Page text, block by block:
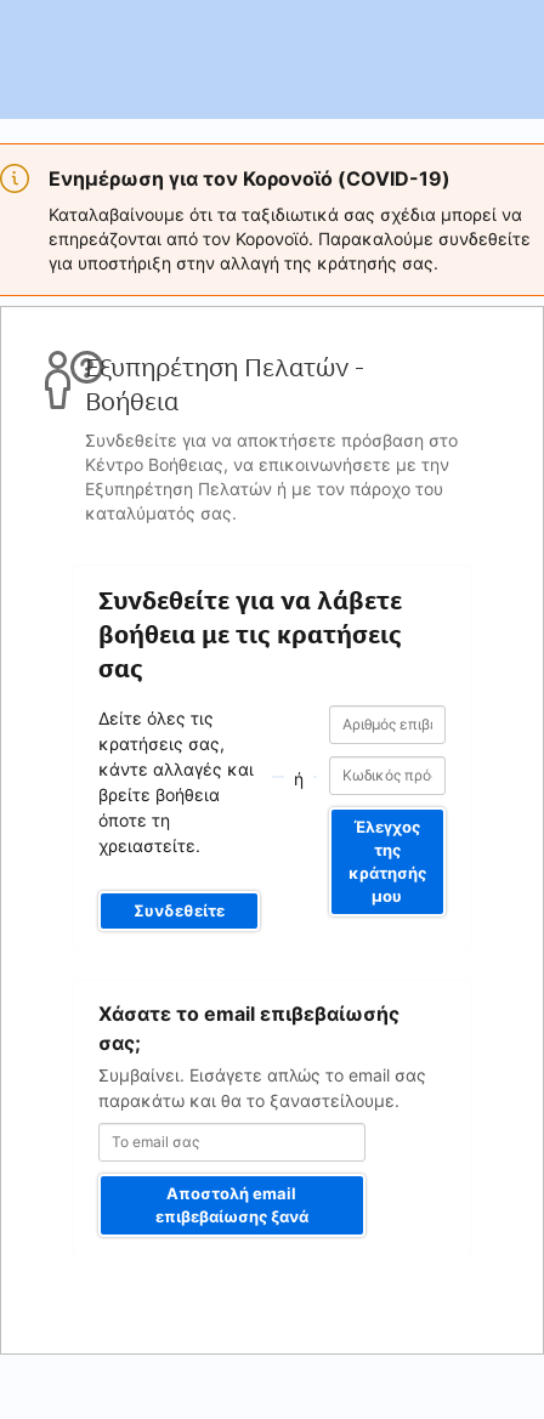
Ενημέρωση για τον Κορονοϊό (COVID-19)
Καταλαβαίνουμε ότι τα ταξιδιωτικά σας σχέδια μπορεί να
επηρεάζονται από τον Κορονοϊό. Παρακαλούμε συνδεθείτε
για υποστήριξη στην αλλαγή της κράτησής σας.
Εξυπηρέτηση Πελατών -
Βοήθεια
Συνδεθείτε για να αποκτήσετε πρόσβαση στο
Κέντρο Βοήθειας, να επικοινωνήσετε με την
Εξυπηρέτηση Πελατών ή με τον πάροχο του
καταλύματός σας.
Συνδεθείτε για να λάβετε
βοήθεια με τις κρατήσεις
σας
Δείτε όλες τις
κρατήσεις σας,
κάντε αλλαγές και
βρείτε βοήθεια
όποτε τη
χρειαστείτε.
Συνδεθείτε
ή
Αριθμός
επιβεβαίωσης
Αριθμός
επιβεβαίωσης
Έλεγχος
της
κράτησής
μου
Χάσατε το email επιβεβαίωσής
σας;
Συμβαίνει. Εισάγετε απλώς το email σας
παρακάτω και θα το ξαναστείλουμε.
email
Αποστολή email
επιβεβαίωσης ξανά